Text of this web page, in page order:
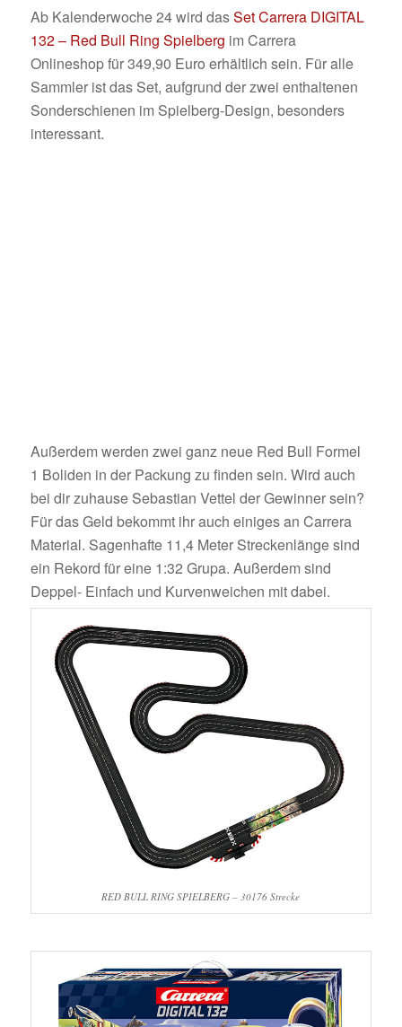
Ab Kalenderwoche 24 wird dasSet Carrera DIGITAL
132 – Red Bull Ring Spielberg im Carrera
Onlineshop für 349,90 Euro erhältlich sein. Für alle
Sammler ist das Set, aufgrund der zwei enthaltenen
Sonderschienen im Spielberg-Design, besonders
interessant.
Außerdem werden zwei ganz neue Red Bull Formel
1 Boliden in der Packung zu finden sein. Wird auch
bei dir zuhause Sebastian Vettel der Gewinner sein?
Für das Geld bekommt ihr auch einiges an Carrera
Material. Sagenhafte 11,4 Meter Streckenlänge sind
ein Rekord für eine 1:32 Grupa. Außerdem sind
Deppel- Einfach und Kurvenweichen mit dabei.
RED BULL RING SPIELBERG – 30176 Strecke